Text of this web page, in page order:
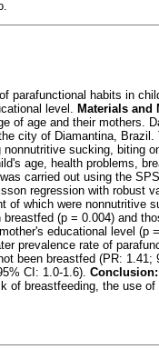
parafunctional habits in
level. Materials and
of age and their mothers.
city of Diamantina, Brazil.
sucking, biting
age, health problems,
carried out using the
regression with robust
which were nonnutritive
(p = 0.004) and
educational level (p
prevalence rate of
been breastfed (PR:
CI: 1.0-1.6). Conclusion:
breastfeeding, the use